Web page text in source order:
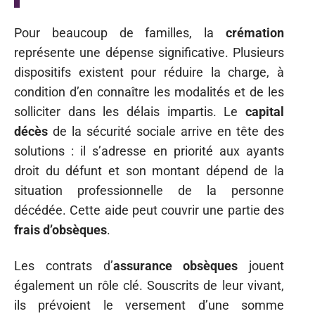
Pour beaucoup de familles, la crémation
représente une dépense significative. Plusieurs
dispositifs existent pour réduire la charge, à
condition d’en connaître les modalités et de les
solliciter dans les délais impartis. Le capital
décès de la sécurité sociale arrive en tête des
solutions : il s’adresse en priorité aux ayants
droit du défunt et son montant dépend de la
situation professionnelle de la personne
décédée. Cette aide peut couvrir une partie des
frais d’obsèques.
Les contrats d’assurance obsèques jouent
également un rôle clé. Souscrits de leur vivant,
ils prévoient le versement d’une somme